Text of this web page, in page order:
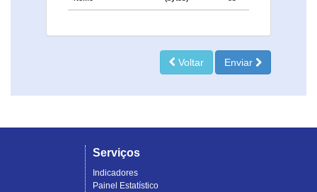
Voltar Enviar
Serviços
Indicadores
Painel Estatístico